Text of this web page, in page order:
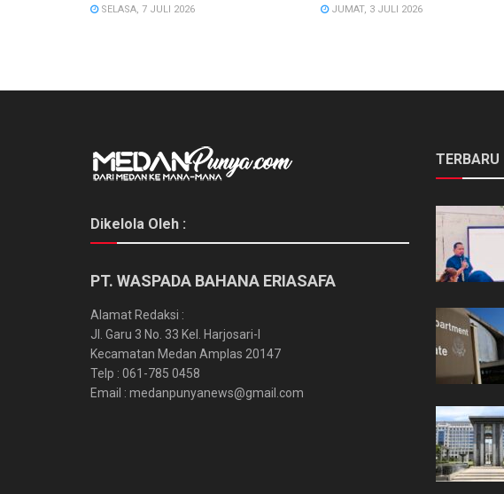
SELASA, 7 JULI 2026 JUMAT, 3 JULI 2026
Dikelola Oleh :
PT. WASPADA BAHANA ERIASAFA
Alamat Redaksi :
Jl. Garu 3 No. 33 Kel. Harjosari-I
Kecamatan Medan Amplas 20147
Telp : 061-785 0458
Email : medanpunyanews@gmail.com
TERBARU